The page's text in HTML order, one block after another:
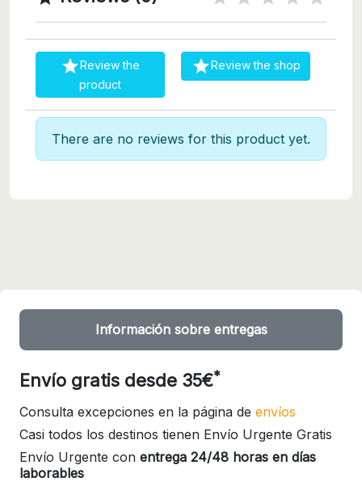
Review the
product
Review the shop
There are no reviews for this product yet.
Información sobre entregas
Envío gratis desde 35€*
Consulta excepciones en la página de envíos
Casi todos los destinos tienen Envío Urgente Gratis
Envío Urgente con entrega 24/48 horas en días
laborables